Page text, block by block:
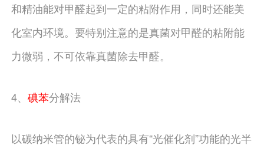
和精油能对甲醛起到一定的粘附作用，同时还能美
化室内环境。要特别注意的是真菌对甲醛的粘附能
力微弱，不可依靠真菌除去甲醛。
4、 碘苯分解法
以碳纳米管的铋为代表的具有“光催化剂”功能的光半